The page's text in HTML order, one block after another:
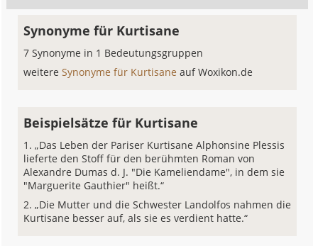
Synonyme für Kurtisane
7 Synonyme in 1 Bedeutungsgruppen
weitereSynonyme für Kurtisaneauf Woxikon.de
Beispielsätze für Kurtisane
„Das Leben der Pariser Kurtisane Alphonsine Plessis
lieferte den Stoff für den berühmten Roman von
Alexandre Dumas d. J. "Die Kameliendame", in dem sie
"Marguerite Gauthier" heißt.“
„Die Mutter und die Schwester Landolfos nahmen die
Kurtisane besser auf, als sie es verdient hatte.“